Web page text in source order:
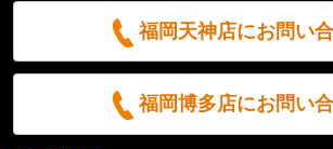
福岡天神店にお問い
福岡博多店にお問い